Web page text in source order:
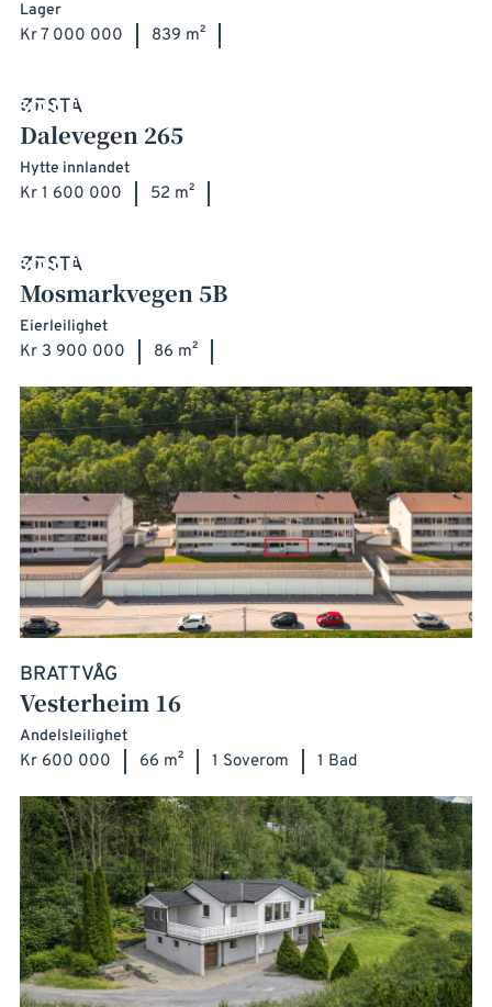
Lager
Kr 7 000 000 839 m²
ØRSTA
Dalevegen 265
Hytte innlandet
Kr 1 600 000 52 m²
ØRSTA
Mosmarkvegen 5B
Eierleilighet
Kr 3 900 000 86 m²
BRATTVÅG
Vesterheim 16
Andelsleilighet
Kr 600 000 66 m² 1 Soverom 1 Bad